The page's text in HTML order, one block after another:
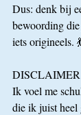
Dus: denk bij
bewoording
iets origineels.
DISCLAIMER
Ik voel me
die ik juist heel